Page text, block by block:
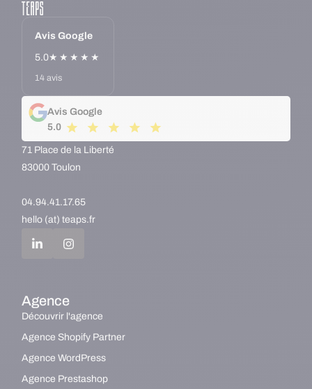
Avis Google
5.0★★★★★
14 avis
Avis Google
5.0
71 Place de la Liberté
83000 Toulon
04.94.41.17.65
hello (at) teaps.fr
Agence
Découvrir l'agence
Agence Shopify Partner
Agence WordPress
Agence Prestashop